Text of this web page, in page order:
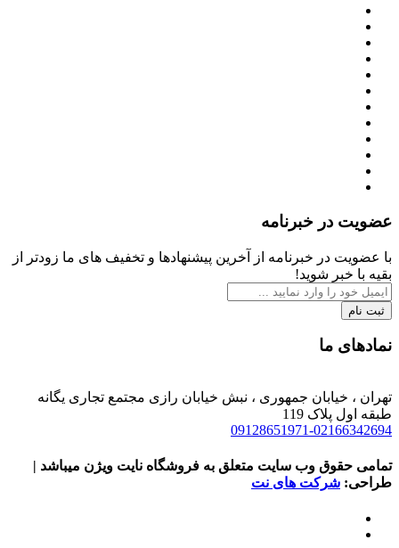
عضویت در خبرنامه
با عضویت در خبرنامه از آخرین پیشنهادها و تخفیف های ما زودتر از
بقیه با خبر شوید!
ثبت نام
نمادهای ما
تهران ، خیابان جمهوری ، نبش خیابان رازی مجتمع تجاری یگانه
طبقه اول پلاک 119
09128651971-02166342694
تمامی حقوق وب سایت متعلق به فروشگاه نایت ویژن میباشد |
طراحی: شرکت های نت